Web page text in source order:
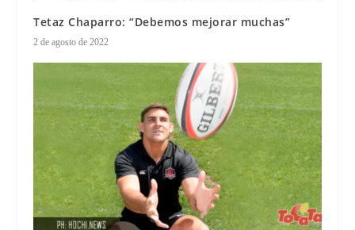
Tetaz Chaparro: “Debemos mejorar muchas”
2 de agosto de 2022